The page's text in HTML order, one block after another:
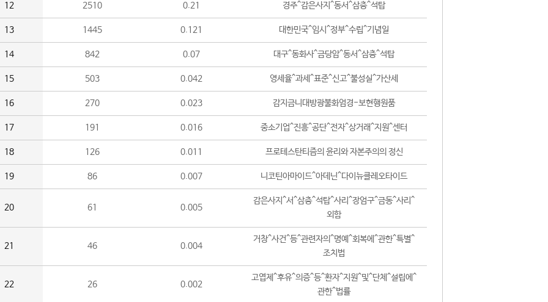
12 2510 0.21 경주^감은사지^동서^삼층^석탑
13 1445 0.121 대한민국^임시^정부^수립^기념일
14 842 0.07 대구^동화사^금당암^동서^삼층^석탑
15 503 0.042 영세율^과세^표준^신고^불성실^가산세
16 270 0.023 감지금니대방광불화엄경-보현행원품
17 191 0.016 중소기업^진흥^공단^전자^상거래^지원^센터
18 126 0.011 프로테스탄티즘의 윤리와 자본주의의 정신
19 86 0.007 니코틴아마이드^아데닌^다이뉴클레오타이드
20 61 0.005
감은사지^서^삼층^석탑^사리^장엄구^금동^사리^
외함
21 46 0.004
거창^사건^등^관련자의^명예^회복에^관한^특별^
조치법
22 26 0.002
고엽제^후유^의증^등^환자^지원^및^단체^설립에^
관한^법률